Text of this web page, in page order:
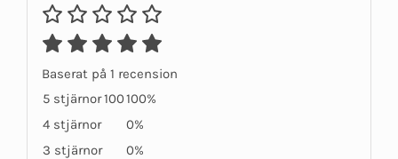
Baserat på 1 recension
5 stjärnor100100%
4 stjärnor
0%
3 stjärnor
0%